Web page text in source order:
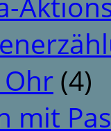
Ohr (4)
mit